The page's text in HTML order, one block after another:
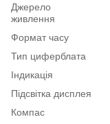
Джерело
живлення
Формат часу
Тип циферблата
Індикація
Підсвітка дисплея
Компас